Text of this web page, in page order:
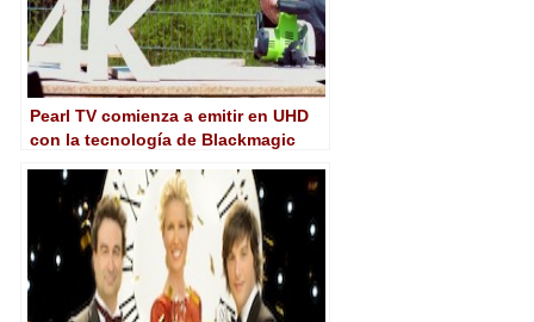
Pearl TV comienza a emitir en UHD
con la tecnología de Blackmagic